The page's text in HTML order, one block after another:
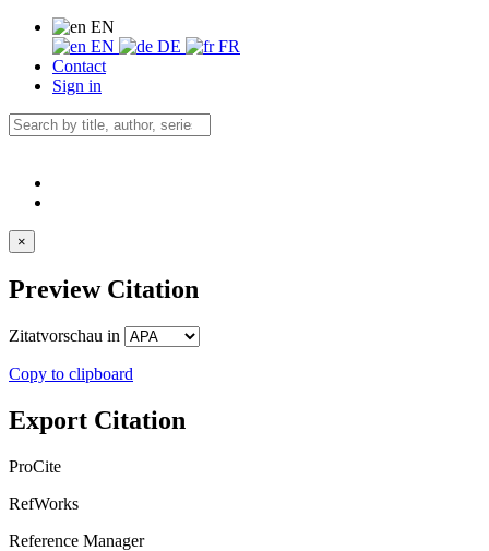
EN
EN
DE
FR
Contact
Sign in
×
Preview Citation
Zitatvorschau in
Copy to clipboard
Export Citation
ProCite
RefWorks
Reference Manager